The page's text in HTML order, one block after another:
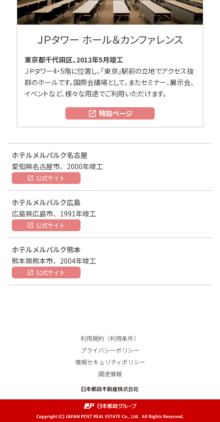
ＪＰタワー ホール＆カンファレンス
東京都千代田区、2012年5月竣工
ＪＰタワー4・5階に位置し、「東京」駅前の立地でアクセス抜
群のホールです。国際会議場として、またセミナー、展示会、
イベントなど、様々な用途でご利用いただけます。
open_in_new 特設ページ
ホテルメルパルク名古屋
愛知県名古屋市、2000年竣工
open_in_new 公式サイト
ホテルメルパルク広島
広島県広島市、1991年竣工
open_in_new 公式サイト
ホテルメルパルク熊本
熊本県熊本市、2004年竣工
open_in_new 公式サイト
利用規約（利用条件）
プライバシーポリシー
情報セキュリティポリシー
調達情報